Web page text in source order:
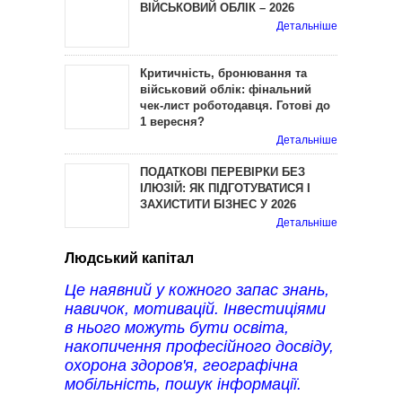
ВІЙСЬКОВИЙ ОБЛІК – 2026
Детальніше
Критичність, бронювання та
військовий облік: фінальний
чек-лист роботодавця. Готові до
1 вересня?
Детальніше
ПОДАТКОВІ ПЕРЕВІРКИ БЕЗ
ІЛЮЗІЙ: ЯК ПІДГОТУВАТИСЯ І
ЗАХИСТИТИ БІЗНЕС У 2026
Детальніше
Людський капітал
Це наявний у кожного запас знань,
навичок, мотивацій. Інвестиціями
в нього можуть бути освіта,
накопичення професійного досвіду,
охорона здоров'я, географічна
мобільність, пошук інформації.